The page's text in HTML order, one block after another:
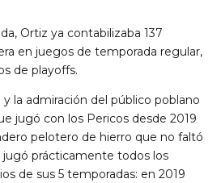
Ortiz ya contabilizaba 137
en juegos de temporada regular,
de playoffs.
la admiración del público poblano
jugó con los Pericos desde 2019
pelotero de hierro que no faltó
jugó prácticamente todos los
de sus 5 temporadas: en 2019